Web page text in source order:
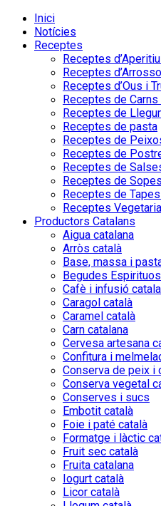
Inici
Notícies
Receptes
Receptes
Receptes
Receptes d’Ous i
Receptes de
Receptes de
Receptes de pasta
Receptes de
Receptes de
Receptes de
Receptes de
Receptes de
Receptes
Productors Catalans
Aigua catalana
Arròs català
Base, massa i
Begudes
Cafè i infusió
Caragol català
Caramel català
Carn catalana
Cervesa artesana
Confitura i
Conserva de peix i
Conserva vegetal
Conserves i sucs
Embotit català
Foie i paté català
Formatge i làctic
Fruit sec català
Fruita catalana
Iogurt català
Licor català